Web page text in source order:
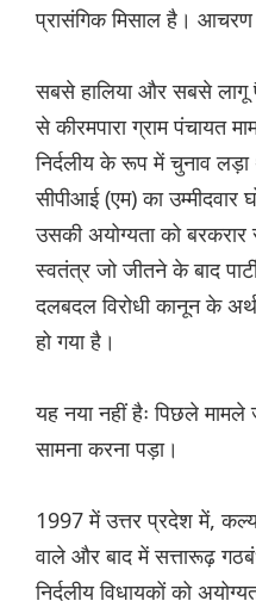
प्रासंगिक मिसाल है। आचरण
सबसे हालिया और सबसे लागू
से कीरमपारा ग्राम पंचायत
निर्दलीय के रूप में चुनाव
सीपीआई (एम) का उम्मीदवार
उसकी अयोग्यता को
स्वतंत्र जो जीतने के बाद
दलबदल विरोधी कानून के
हो गया है।
यह नया नहीं हैः पिछले मामले
सामना करना पड़ा।
1997 में उत्तर प्रदेश में,
वाले और बाद में सत्तारूढ़
निर्दलीय विधायकों को